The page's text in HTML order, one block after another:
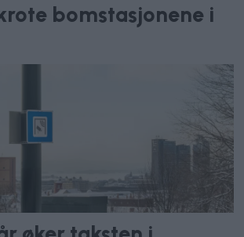
bomstasjonene i